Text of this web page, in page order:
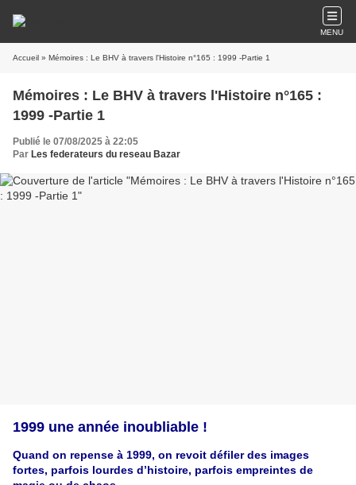
MENU
Accueil » Mémoires : Le BHV à travers l'Histoire n°165 : 1999 -Partie 1
Mémoires : Le BHV à travers l'Histoire n°165 :
1999 -Partie 1
Publié le 07/08/2025 à 22:05
Par Les federateurs du reseau Bazar
1999 une année inoubliable !
Quand on repense à 1999, on revoit défiler des images
fortes, parfois lourdes d’histoire, parfois empreintes de